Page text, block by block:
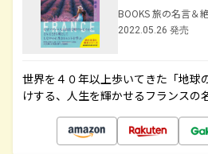
BOOKS 旅の名言＆
2022.05.26 発売
世界を４０年以上歩いてきた「地球
けする、人生を輝かせるフランスの